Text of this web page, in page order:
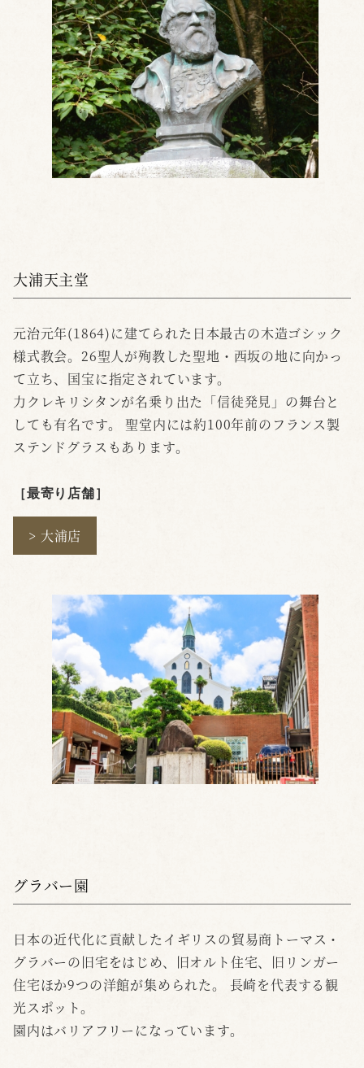
大浦天主堂
元治元年(1864)に建てられた日本最古の木造ゴシック
様式教会。26聖人が殉教した聖地・西坂の地に向かっ
て立ち、国宝に指定されています。
力クレキリシタンが名乗り出た「信徒発見」の舞台と
しても有名です。 聖堂内には約100年前のフランス製
ステンドグラスもあります。
［最寄り店舗］
> 大浦店
グラバー園
日本の近代化に貢献したイギリスの貿易商トーマス・
グラバーの旧宅をはじめ、旧オルト住宅、旧リンガー
住宅ほか9つの洋館が集められた。 長崎を代表する観
光スポット。
園内はバリアフリーになっています。